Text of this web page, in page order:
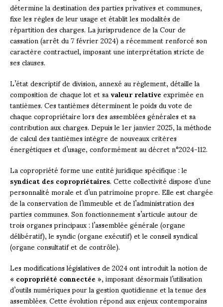
détermine la destination des parties privatives et communes,
fixe les règles de leur usage et établit les modalités de
répartition des charges. La jurisprudence de la Cour de
cassation (arrêt du 7 février 2024) a récemment renforcé son
caractère contractuel, imposant une interprétation stricte de
ses clauses.
L’état descriptif de division, annexé au règlement, détaille la
composition de chaque lot et savaleur relativeexprimée en
tantièmes. Ces tantièmes déterminent le poids du vote de
chaque copropriétaire lors des assemblées générales et sa
contribution aux charges. Depuis le 1er janvier 2025, la méthode
de calcul des tantièmes intègre de nouveaux critères
énergétiques et d’usage, conformément au décret n°2024-112.
La copropriété forme une entité juridique spécifique : le
syndicat des copropriétaires. Cette collectivité dispose d’une
personnalité morale et d’un patrimoine propre. Elle est chargée
de la conservation de l’immeuble et de l’administration des
parties communes. Son fonctionnement s’articule autour de
trois organes principaux : l’assemblée générale (organe
délibératif), le syndic (organe exécutif) et le conseil syndical
(organe consultatif et de contrôle).
Les modifications législatives de 2024 ont introduit la notion de
«copropriété connectée», imposant désormais l’utilisation
d’outils numériques pour la gestion quotidienne et la tenue des
assemblées. Cette évolution répond aux enjeux contemporains